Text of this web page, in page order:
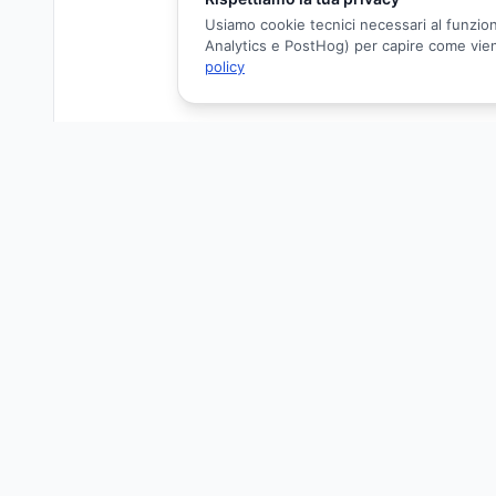
Usiamo cookie tecnici necessari al
Analytics e PostHog) per capire come
policy